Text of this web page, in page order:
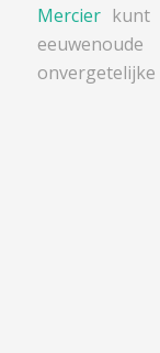
Mercierkunt